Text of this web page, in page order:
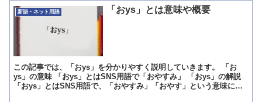
新語・ネット用語 「おys」とは意味や概要
この記事では、「おys」を分かりやすく説明していきます。 「お
ys」の意味 「おys」とはSNS用語で「おやすみ」 「おys」の解説
「おys」とはSNS用語で、「おやすみ」「おやす」という意味にな